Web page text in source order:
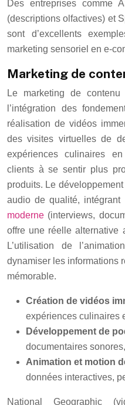
Des entreprises comme
(descriptions olfactives) et
sont d’excellents
marketing sensoriel en e-
Marketing de
Le marketing de
l’intégration des
réalisation de vidéos
des visites virtuelles de
expériences culinaires
clients à se sentir plus
produits. Le
audio de qualité, intégrant
moderne (interviews,
offre une réelle alternative
L’utilisation de
dynamiser les informations
mémorable.
Création de vidéos
expériences culinaires
Développement de
documentaires
Animation et motion
données interactives,
National Geographic